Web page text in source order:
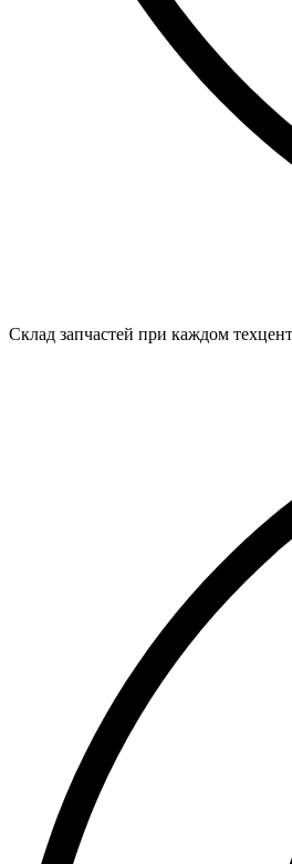
Склад запчастей при каждом